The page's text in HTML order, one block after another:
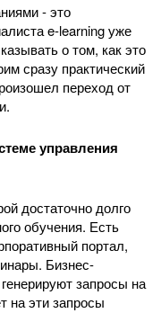
- это
e-learning уже
о том, как это
сразу практический
переход от
управления
достаточно долго
обучения. Есть
портал,
Бизнес-
запросы на
на эти запросы